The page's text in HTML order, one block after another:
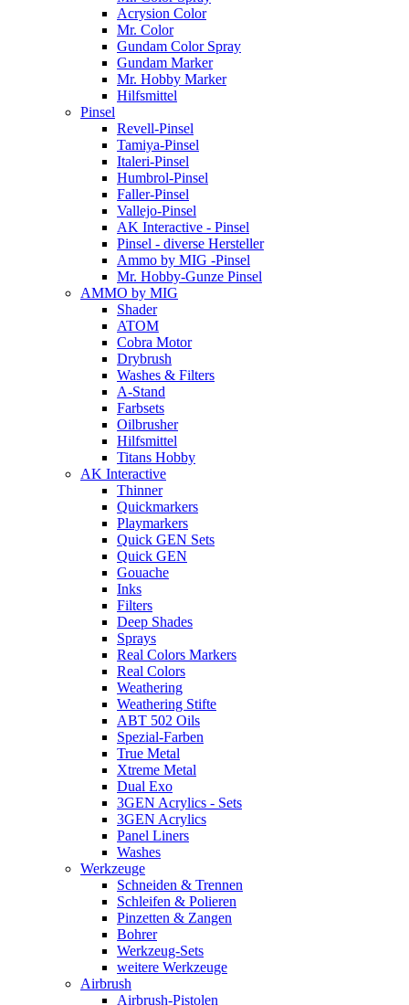
Acrysion Color
Mr. Color
Gundam Color Spray
Gundam Marker
Mr. Hobby Marker
Hilfsmittel
Pinsel
Revell-Pinsel
Tamiya-Pinsel
Italeri-Pinsel
Humbrol-Pinsel
Faller-Pinsel
Vallejo-Pinsel
AK Interactive - Pinsel
Pinsel - diverse Hersteller
Ammo by MIG -Pinsel
Mr. Hobby-Gunze Pinsel
AMMO by MIG
Shader
ATOM
Cobra Motor
Drybrush
Washes & Filters
A-Stand
Farbsets
Oilbrusher
Hilfsmittel
Titans Hobby
AK Interactive
Thinner
Quickmarkers
Playmarkers
Quick GEN Sets
Quick GEN
Gouache
Inks
Filters
Deep Shades
Sprays
Real Colors Markers
Real Colors
Weathering
Weathering Stifte
ABT 502 Oils
Spezial-Farben
True Metal
Xtreme Metal
Dual Exo
3GEN Acrylics - Sets
3GEN Acrylics
Panel Liners
Washes
Werkzeuge
Schneiden & Trennen
Schleifen & Polieren
Pinzetten & Zangen
Bohrer
Werkzeug-Sets
weitere Werkzeuge
Airbrush
Airbrush-Pistolen